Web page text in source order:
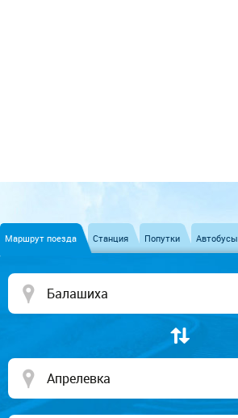
Маршрут поезда Станция Попутки Автобусы